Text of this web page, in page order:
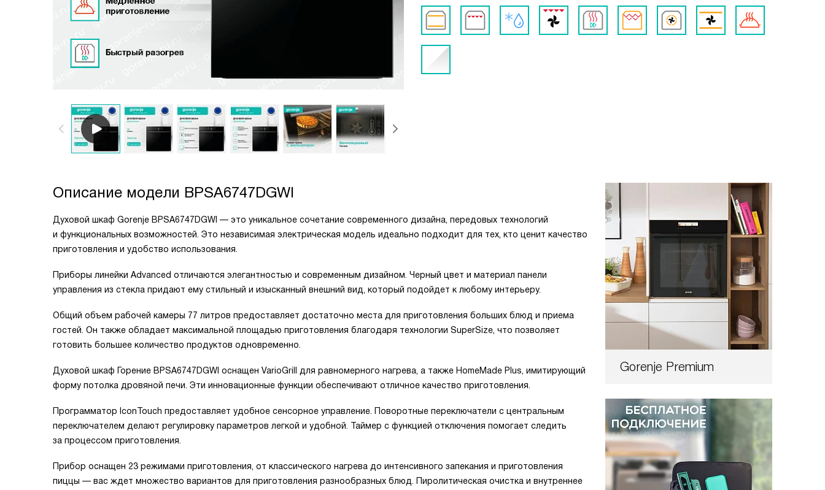
Gorenje Premium
Описание модели BPSA6747DGWI
Духовой шкаф Gorenje BPSA6747DGWI — это уникальное сочетание современного дизайна, передовых технологий
и функциональных возможностей. Это независимая электрическая модель идеально подходит для тех, кто ценит качество
приготовления и удобство использования.
Приборы линейки Advanced отличаются элегантностью и современным дизайном. Черный цвет и материал панели
управления из стекла придают ему стильный и изысканный внешний вид, который подойдет к любому интерьеру.
Общий объем рабочей камеры 77 литров предоставляет достаточно места для приготовления больших блюд и приема
гостей. Он также обладает максимальной площадью приготовления благодаря технологии SuperSize, что позволяет
готовить большее количество продуктов одновременно.
Духовой шкаф Горение BPSA6747DGWI оснащен VarioGrill для равномерного нагрева, а также HomeMade Plus, имитирующий
форму потолка дровяной печи. Эти инновационные функции обеспечивают отличное качество приготовления.
Программатор IconTouch предоставляет удобное сенсорное управление. Поворотные переключатели с центральным
переключателем делают регулировку параметров легкой и удобной. Таймер с функцией отключения помогает следить
за процессом приготовления.
Прибор оснащен 23 режимами приготовления, от классического нагрева до интенсивного запекания и приготовления
пиццы — вас ждет множество вариантов для приготовления разнообразных блюд. Пиролитическая очистка и внутреннее